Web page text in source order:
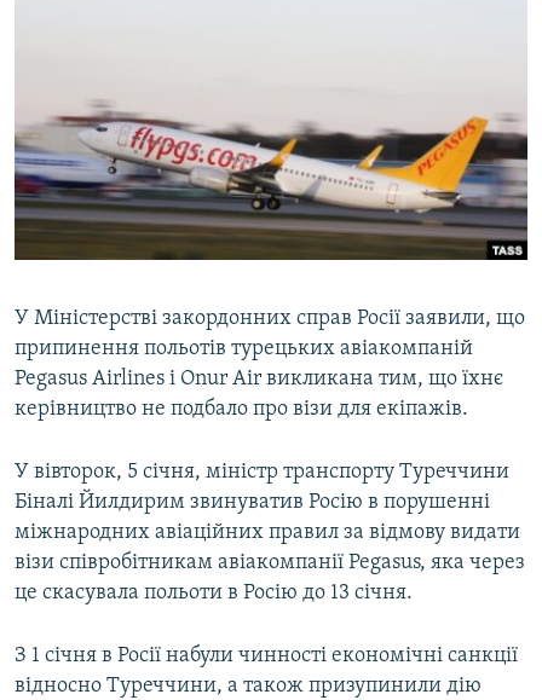
ДЕПОРТАЦІЯ
ВІДЕОУРОКИ «ELIFBE»
СВІДЧЕННЯ ОКУПАЦІЇ
УКРАЇНСЬКА ПРОБЛЕМА КРИМУ
ЯК ОБІЙТИ БЛОКУВАННЯ
Русский
Qırımtatar
Усі сайти RFE/RL
У Міністерстві закордонних справ Росії заявили, що
припинення польотів турецьких авіакомпаній
Pegasus Airlines і Onur Air викликана тим, що їхнє
керівництво не подбало про візи для екіпажів.
У вівторок, 5 січня, міністр транспорту Туреччини
Біналі Йилдирим звинуватив Росію в порушенні
міжнародних авіаційних правил за відмову видати
візи співробітникам авіакомпанії Pegasus, яка через
це скасувала польоти в Росію до 13 січня.
З 1 січня в Росії набули чинності економічні санкції
відносно Туреччини, а також призупинили дію